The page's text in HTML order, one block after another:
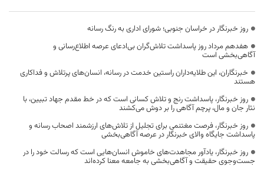
روز خبرنگار در خراسان جنوبی؛ شورای اداری به رنگ رسانه
هفدهم مرداد روز پاسداشت تلاش‌گران بی‌ادعای عرصه اطلاع‌رسانی و
آگاهی‌بخشی است
خبرنگاران، این طلایه‌داران راستین خدمت در رسانه، انسان‌های پرتلاش و فداکاری
هستند
روز خبرنگار، پاسداشت رنج و تلاش کسانی است که در خط مقدم جهاد تبیین، با
نثار جان و مال، پرچم آگاهی را بر دوش می‌کشند
روز خبرنگار، فرصت مغتنمی برای تجلیل از تلاش‌های ارزشمند اصحاب رسانه و
پاسداشت جایگاه والای خبرنگار در عرصه آگاهی‌بخشی
روز خبرنگار، یادآور مجاهدت‌های خاموش انسان‌هایی است که رسالت خود را در
جست‌وجوی حقیقت و آگاهی‌بخشی به جامعه معنا کرده‌اند